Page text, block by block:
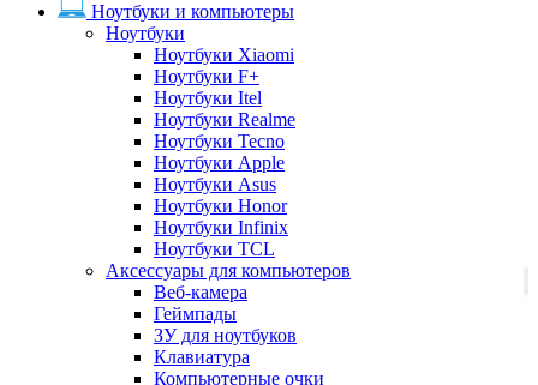
Ноутбуки и компьютеры
Ноутбуки
Ноутбуки Xiaomi
Ноутбуки F+
Ноутбуки Itel
Ноутбуки Realme
Ноутбуки Tecno
Ноутбуки Apple
Ноутбуки Asus
Ноутбуки Honor
Ноутбуки Infinix
Ноутбуки TCL
Аксессуары для компьютеров
Веб-камера
Геймпады
ЗУ для ноутбуков
Клавиатура
Компьютерные очки